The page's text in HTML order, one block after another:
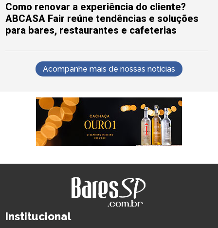
Como renovar a experiência do cliente?
ABCASA Fair reúne tendências e soluções
para bares, restaurantes e cafeterias
Acompanhe mais de nossas notícias
Institucional